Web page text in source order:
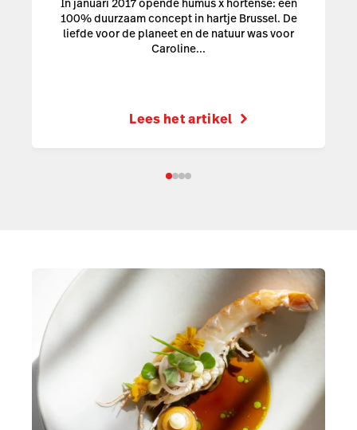
In januari 2017 opende humus x hortense: een
100% duurzaam concept in hartje Brussel. De
liefde voor de planeet en de natuur was voor
Caroline...
Lees het artikel